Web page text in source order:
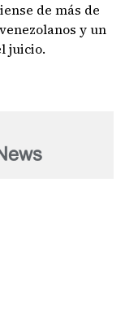
de más de
y un
juicio.